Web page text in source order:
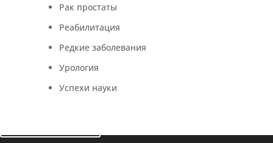
Рак простаты
Реабилитация
Редкие заболевания
Урология
Успехи науки